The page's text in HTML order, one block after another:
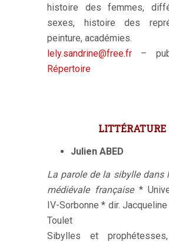
histoire des femmes,
sexes, histoire des
peinture, académies.
lely.sandrine@free.fr –
Répertoire
LITTÉRATURE
Julien ABED
La parole de la sibylle dans
médiévale française *
IV-Sorbonne * dir.
Toulet
Sibylles et